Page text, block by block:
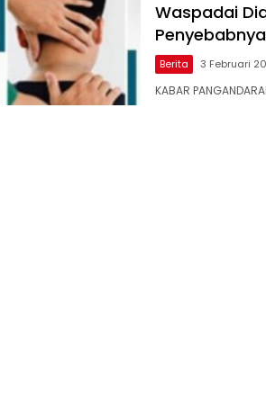
Waspadai
Penyebabnya
Berita 3 Februari
KABAR